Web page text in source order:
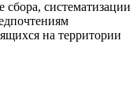
систематизации
на территории